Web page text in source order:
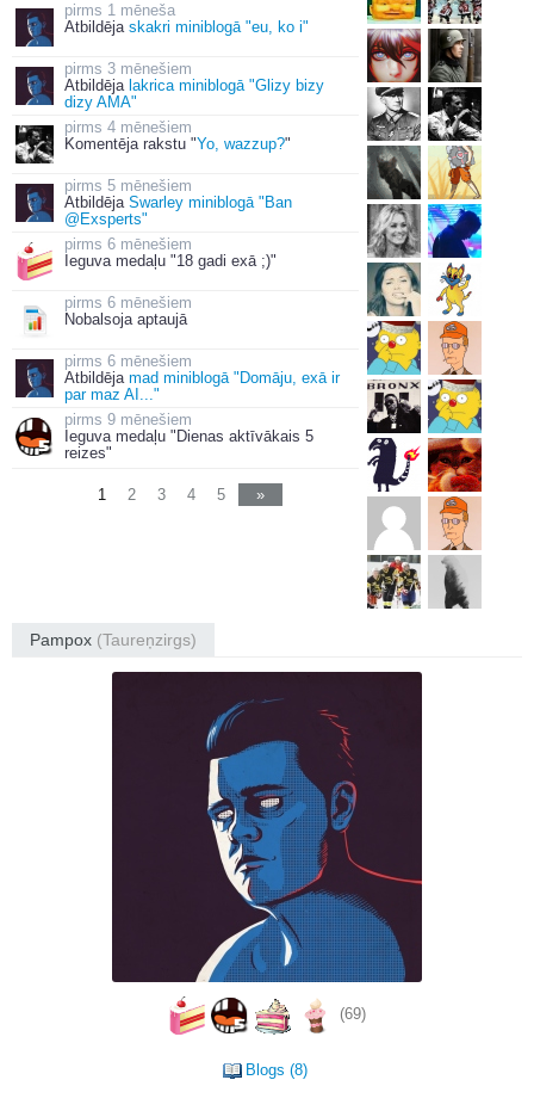
1 mēneša
Atbildēja skakri miniblogā "eu, ko i"
3 mēnešiem
Atbildēja lakrica miniblogā "Glizy bizy
dizy AMA"
4 mēnešiem
Komentēja rakstu "Yo, wazzup?"
5 mēnešiem
Atbildēja Swarley miniblogā "Ban
@Exsperts"
6 mēnešiem
Ieguva medaļu "18 gadi exā ;)"
6 mēnešiem
Nobalsoja aptaujā
6 mēnešiem
Atbildēja mad miniblogā "Domāju, exā ir
par maz AI..."
9 mēnešiem
Ieguva medaļu "Dienas aktīvākais 5
reizes"
1 2 3 4 5 »
Pampox (Taureņzirgs)
(69)
Blogs (8)